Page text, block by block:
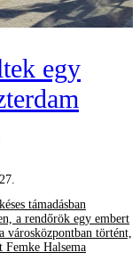
egy
támadásban
a rendőrök egy embert
történt,
Femke Halsema